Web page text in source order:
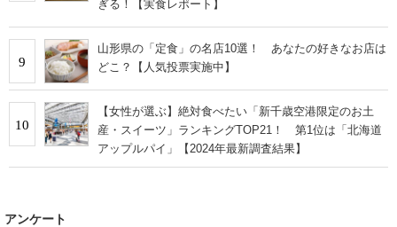
ぎる！【実食レポート】
9
山形県の「定食」の名店10選！ あなたの好きなお店は
どこ？【人気投票実施中】
10
【女性が選ぶ】絶対食べたい「新千歳空港限定のお土
産・スイーツ」ランキングTOP21！ 第1位は「北海道
アップルパイ」【2024年最新調査結果】
アンケート